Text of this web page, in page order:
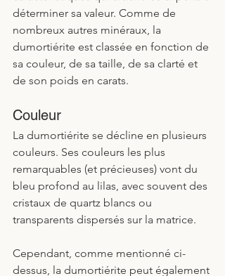
déterminer sa valeur. Comme de
nombreux autres minéraux, la
dumortiérite est classée en fonction de
sa couleur, de sa taille, de sa clarté et
de son poids en carats.
Couleur
La dumortiérite se décline en plusieurs
couleurs. Ses couleurs les plus
remarquables (et précieuses) vont du
bleu profond au lilas, avec souvent des
cristaux de quartz blancs ou
transparents dispersés sur la matrice.
Cependant, comme mentionné ci-
dessus, la dumortiérite peut également